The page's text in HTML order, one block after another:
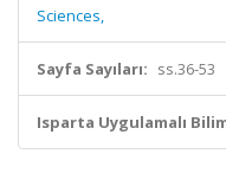
Sciences,
Sayfa Sayıları: ss.36-53
Isparta Uygulamalı